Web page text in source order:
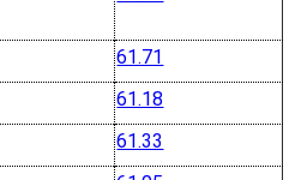
61.71
61.18
61.33